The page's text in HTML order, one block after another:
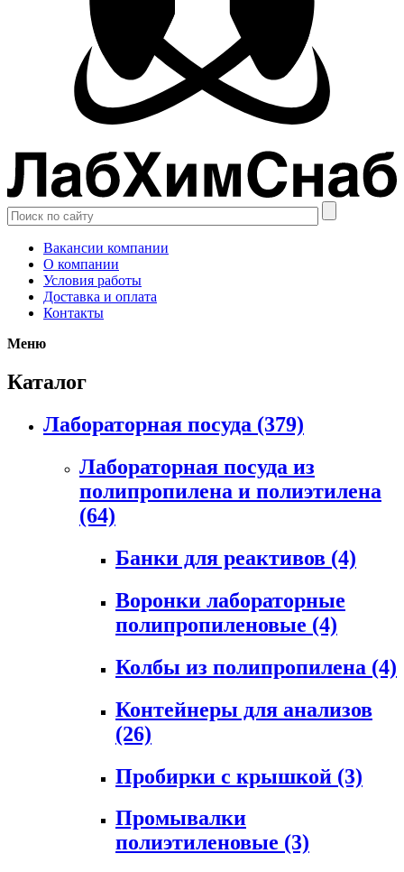
Вакансии компании
О компании
Условия работы
Доставка и оплата
Контакты
Меню
Каталог
Лабораторная посуда (379)
Лабораторная посуда из
полипропилена и полиэтилена
(64)
Банки для реактивов (4)
Воронки лабораторные
полипропиленовые (4)
Колбы из полипропилена (4)
Контейнеры для анализов
(26)
Пробирки с крышкой (3)
Промывалки
полиэтиленовые (3)